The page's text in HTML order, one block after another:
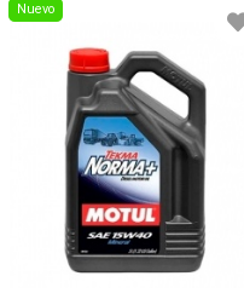
Nuevo